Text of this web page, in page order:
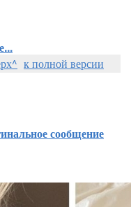
к полной версии
сообщение